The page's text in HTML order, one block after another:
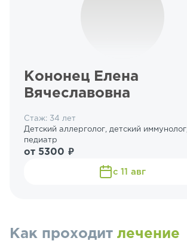
Кононец Елена
Вячеславовна
Стаж: 34 лет
Детский аллерголог, детский иммунолог,
педиатр
от 5300 ₽
с 11 авг
Как проходит лечение